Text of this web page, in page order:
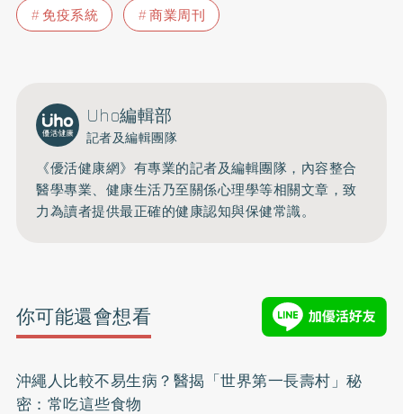
免疫系統
商業周刊
Uho編輯部
記者及編輯團隊
《優活健康網》有專業的記者及編輯團隊，內容整合
醫學專業、健康生活乃至關係心理學等相關文章，致
力為讀者提供最正確的健康認知與保健常識。
你可能還會想看
沖繩人比較不易生病？醫揭「世界第一長壽村」秘
密：常吃這些食物